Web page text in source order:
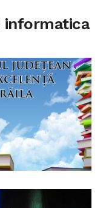
informatica